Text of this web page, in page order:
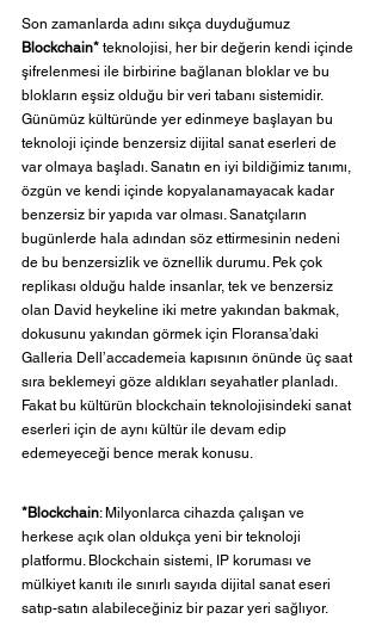
Son zamanlarda adını sıkça duyduğumuz
Blockchain* teknolojisi, her bir değerin kendi içinde
şifrelenmesi ile birbirine bağlanan bloklar ve bu
blokların eşsiz olduğu bir veri tabanı sistemidir.
Günümüz kültüründe yer edinmeye başlayan bu
teknoloji içinde benzersiz dijital sanat eserleri de
var olmaya başladı. Sanatın en iyi bildiğimiz tanımı,
özgün ve kendi içinde kopyalanamayacak kadar
benzersiz bir yapıda var olması. Sanatçıların
bugünlerde hala adından söz ettirmesinin nedeni
de bu benzersizlik ve öznellik durumu. Pek çok
replikası olduğu halde insanlar, tek ve benzersiz
olan David heykeline iki metre yakından bakmak,
dokusunu yakından görmek için Floransa’daki
Galleria Dell’accademeia kapısının önünde üç saat
sıra beklemeyi göze aldıkları seyahatler planladı.
Fakat bu kültürün blockchain teknolojisindeki sanat
eserleri için de aynı kültür ile devam edip
edemeyeceği bence merak konusu.
*Blockchain: Milyonlarca cihazda çalışan ve
herkese açık olan oldukça yeni bir teknoloji
platformu. Blockchain sistemi, IP koruması ve
mülkiyet kanıtı ile sınırlı sayıda dijital sanat eseri
satıp-satın alabileceğiniz bir pazar yeri sağlıyor.